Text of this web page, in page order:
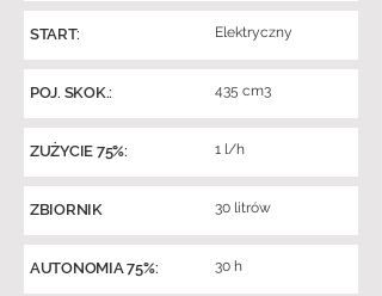
START: Elektryczny
POJ. SKOK.: 435 cm3
ZUŻYCIE 75%: 1 l/h
ZBIORNIK 30 litrów
AUTONOMIA 75%: 30 h